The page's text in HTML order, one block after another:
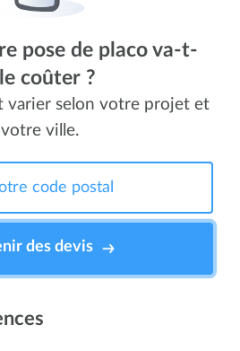
pose de placo va-t-
coûter ?
varier selon votre projet et
votre ville.
des devis